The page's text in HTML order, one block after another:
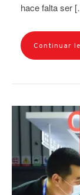
hace falta ser
Continuar